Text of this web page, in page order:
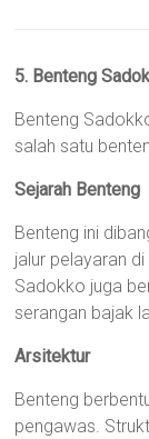
5. Benteng
Benteng
salah satu
Sejarah Benteng
Benteng ini
jalur pelayaran
Sadokko juga
serangan bajak
Arsitektur
Benteng
pengawas.